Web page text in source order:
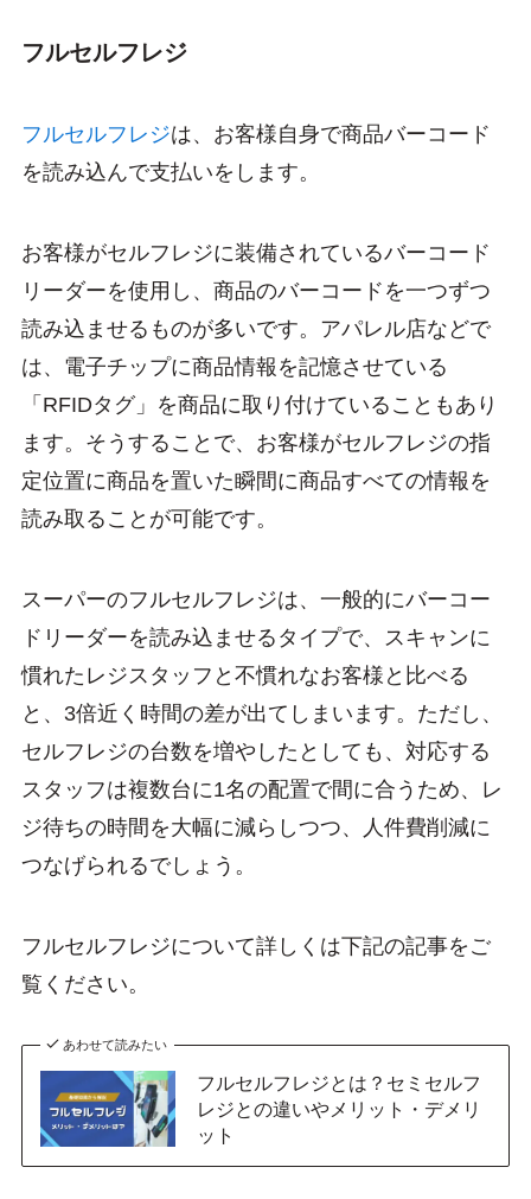
フルセルフレジ
フルセルフレジは、お客様自身で商品バーコード
を読み込んで支払いをします。
お客様がセルフレジに装備されているバーコード
リーダーを使用し、商品のバーコードを一つずつ
読み込ませるものが多いです。アパレル店などで
は、電子チップに商品情報を記憶させている
「RFIDタグ」を商品に取り付けていることもあり
ます。そうすることで、お客様がセルフレジの指
定位置に商品を置いた瞬間に商品すべての情報を
読み取ることが可能です。
スーパーのフルセルフレジは、一般的にバーコー
ドリーダーを読み込ませるタイプで、スキャンに
慣れたレジスタッフと不慣れなお客様と比べる
と、3倍近く時間の差が出てしまいます。ただし、
セルフレジの台数を増やしたとしても、対応する
スタッフは複数台に1名の配置で間に合うため、レ
ジ待ちの時間を大幅に減らしつつ、人件費削減に
つなげられるでしょう。
フルセルフレジについて詳しくは下記の記事をご
覧ください。
あわせて読みたい
フルセルフレジとは？セミセルフ
レジとの違いやメリット・デメリ
ット